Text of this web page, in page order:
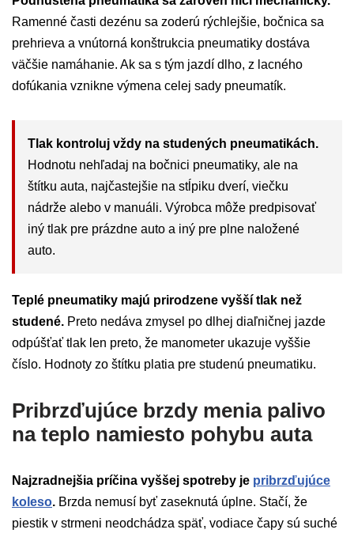
Ramenné časti dezénu sa zoderú rýchlejšie, bočnica sa
prehrieva a vnútorná konštrukcia pneumatiky dostáva
väčšie namáhanie. Ak sa s tým jazdí dlho, z lacného
dofúkania vznikne výmena celej sady pneumatík.
Tlak kontroluj vždy na studených pneumatikách.
Hodnotu nehľadaj na bočnici pneumatiky, ale na
štítku auta, najčastejšie na stĺpiku dverí, viečku
nádrže alebo v manuáli. Výrobca môže predpisovať
iný tlak pre prázdne auto a iný pre plne naložené
auto.
Teplé pneumatiky majú prirodzene vyšší tlak než
studené. Preto nedáva zmysel po dlhej diaľničnej jazde
odpúšťať tlak len preto, že manometer ukazuje vyššie
číslo. Hodnoty zo štítku platia pre studenú pneumatiku.
Pribrzďujúce brzdy menia palivo
na teplo namiesto pohybu auta
Najzradnejšia príčina vyššej spotreby je pribrzďujúce
koleso. Brzda nemusí byť zaseknutá úplne. Stačí, že
piestik v strmeni neodchádza späť, vodiace čapy sú suché